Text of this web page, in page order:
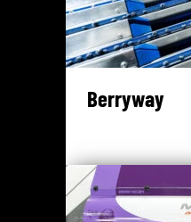
Berryway